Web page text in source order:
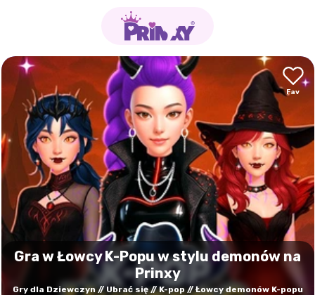
Gra w Łowcy K-Popu w stylu demonów na
Prinxy
Gry dla Dziewczyn Ubrać się K-pop Łowcy demonów K-popu